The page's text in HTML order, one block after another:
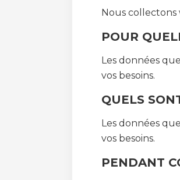
Nous collectons
POUR
Les données
vos besoins.
QUELS
Les données
vos besoins.
PENDANT